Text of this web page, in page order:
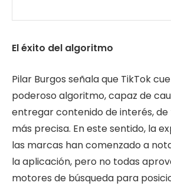
El éxito del algoritmo
Pilar Burgos señala que TikTok
poderoso algoritmo, capaz de
entregar contenido de interés,
más precisa. En este sentido, la
las marcas han comenzado a
la aplicación, pero no todas
motores de búsqueda para